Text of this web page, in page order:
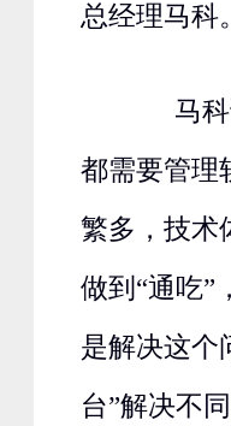
总经理马科。
马科说
都需要管理
繁多，技术
做到“通吃”
是解决这个
台”解决不